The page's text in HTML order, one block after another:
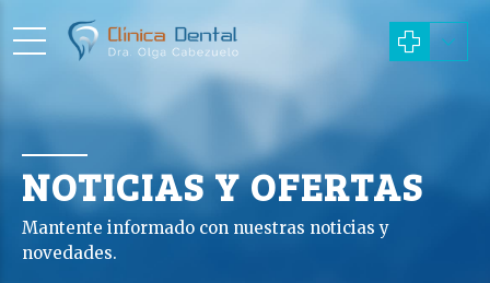
NOTICIAS Y OFERTAS
Mantente informado con nuestras noticias y
novedades.